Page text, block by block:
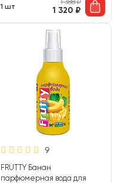
1 шт 1 320 ₽
9
FRUTTY Банан
парфюмерная вода для